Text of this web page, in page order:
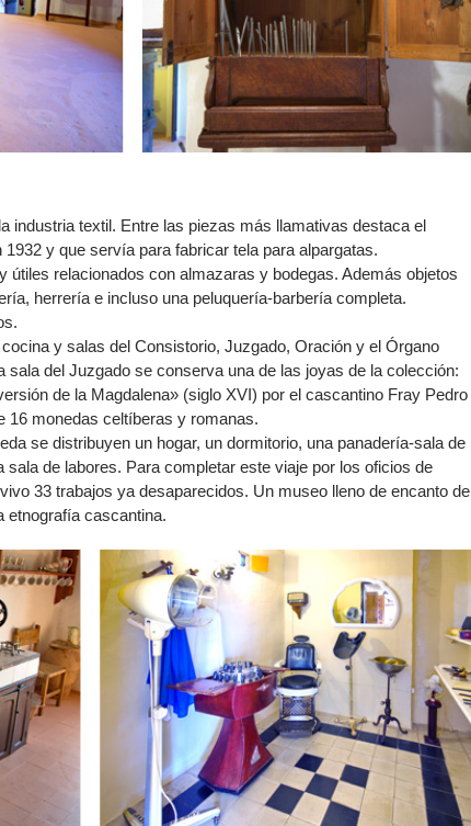
industria textil. Entre las piezas más llamativas destaca el
y que servía para fabricar tela para alpargatas.
útiles relacionados con almazaras y bodegas. Además objetos
herrería e incluso una peluquería-barbería completa.
y salas del Consistorio, Juzgado, Oración y el Órgano
sala del Juzgado se conserva una de las joyas de la colección:
de la Magdalena» (siglo XVI) por el cascantino Fray Pedro
16 monedas celtíberas y romanas.
se distribuyen un hogar, un dormitorio, una panadería-sala de
sala de labores. Para completar este viaje por los oficios de
33 trabajos ya desaparecidos. Un museo lleno de encanto de
etnografía cascantina.